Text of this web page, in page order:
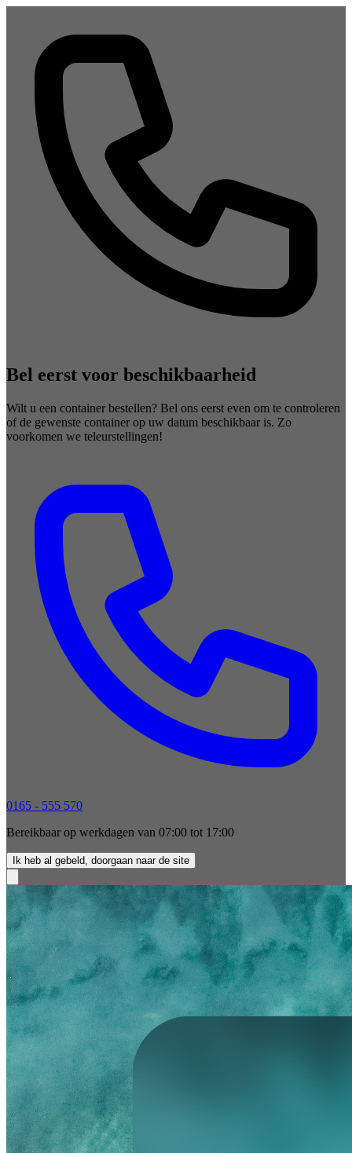
Bel eerst voor beschikbaarheid
Wilt u een container bestellen? Bel ons eerst even om te controleren
of de gewenste container op uw datum beschikbaar is. Zo
voorkomen we teleurstellingen!
0165 - 555 570
Bereikbaar op werkdagen van 07:00 tot 17:00
Ik heb al gebeld, doorgaan naar de site